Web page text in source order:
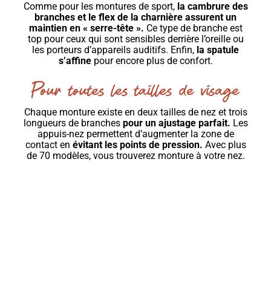
Comme pour les montures de sport, la cambrure des
branches et le flex de la charnière assurent un
maintien en « serre-tête ». Ce type de branche est
top pour ceux qui sont sensibles derrière l’oreille ou
les porteurs d’appareils auditifs. Enfin, la spatule
s’affinepour encore plus de confort.
Pour toutes les tailles de visage
Chaque monture existe en deux tailles de nez et trois
longueurs de branchespour un ajustage parfait. Les
appuis-nez permettent d’augmenter la zone de
contact en évitant les points de pression. Avec plus
de 70 modèles, vous trouverez monture à votre nez.